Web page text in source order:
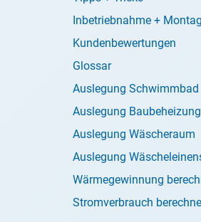
Inbetriebnahme +
Kundenbewertungen
Glossar
Auslegung Schwimmbad
Auslegung Baubeheizung
Auslegung Wäscheraum
Auslegung
Wärmegewinnung
Stromverbrauch